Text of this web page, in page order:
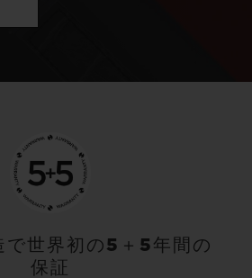
で世界初の5＋5年間の
保証